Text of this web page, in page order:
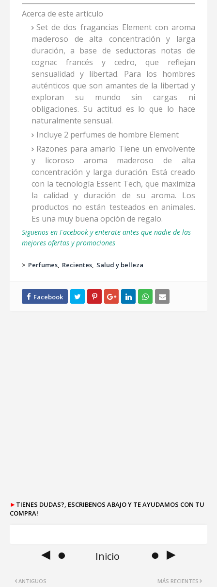
Acerca de este artículo
Set de dos fragancias Element con aroma
maderoso de alta concentración y larga
duración, a base de seductoras notas de
cognac francés y cedro, que reflejan
sensualidad y libertad. Para los hombres
auténticos que son amantes de la libertad y
exploran su mundo sin cargas ni
obligaciones. Su actitud es lo que lo hace
naturalmente sensual.
Incluye 2 perfumes de hombre Element
Razones para amarlo Tiene un envolvente
y licoroso aroma maderoso de alta
concentración y larga duración. Está creado
con la tecnología Essent Tech, que maximiza
la calidad y duración de su aroma. Los
productos no están testeados en animales.
Es una muy buena opción de regalo.
Siguenos en Facebook y enterate antes que nadie de las
mejores ofertas y promociones
> Perfumes Recientes Salud y belleza
► TIENES DUDAS?, ESCRIBENOS ABAJO Y TE AYUDAMOS CON TU
COMPRA!
◄ ● Inicio ● ►
MÁS RECIENTES
ANTIGUOS